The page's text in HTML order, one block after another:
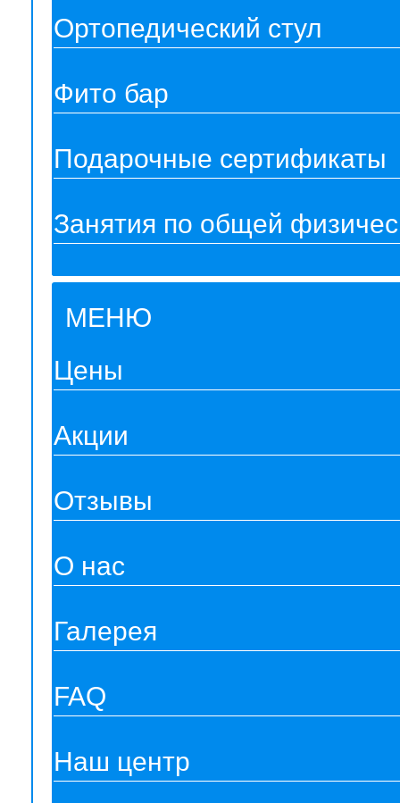
Ортопедический стул
Фито бар
Подарочные сертификаты
Занятия по общей
МЕНЮ
Цены
Акции
Отзывы
О нас
Галерея
FAQ
Наш центр